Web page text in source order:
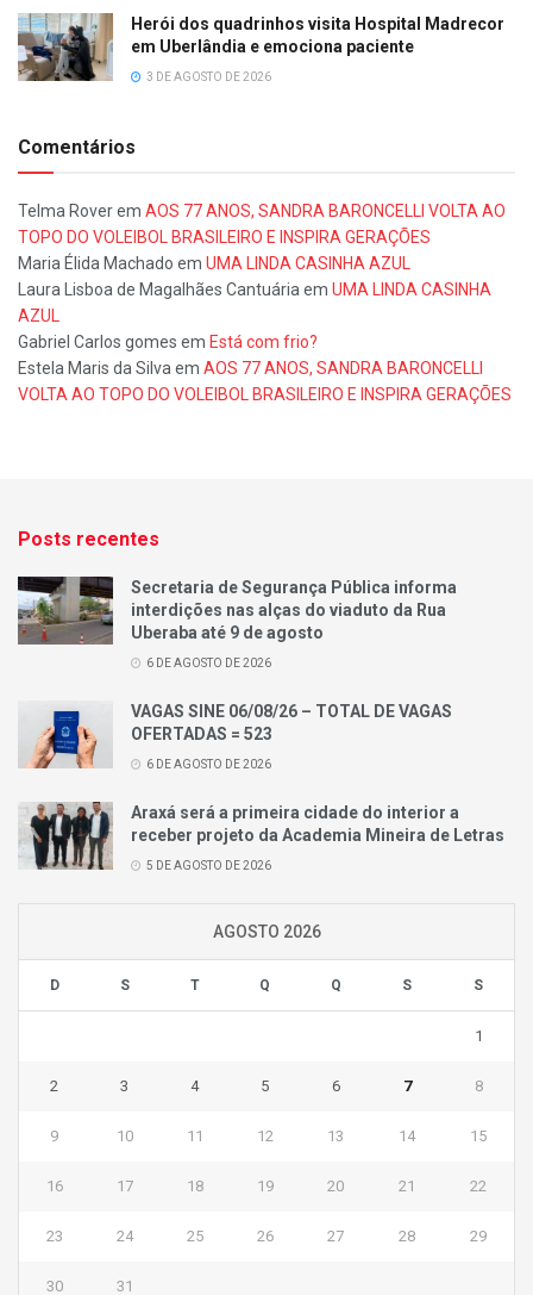
Herói dos quadrinhos visita Hospital Madrecor
em Uberlândia e emociona paciente
3 DE AGOSTO DE 2026
Comentários
Telma Roverem AOS 77 ANOS, SANDRA BARONCELLI VOLTA AO
TOPO DO VOLEIBOL BRASILEIRO E INSPIRA GERAÇÕES
Maria Élida Machado em UMA LINDA CASINHA AZUL
Laura Lisboa de Magalhães Cantuária em UMA LINDA CASINHA
AZUL
Gabriel Carlos gomes em Está com frio?
Estela Maris da Silva em AOS 77 ANOS, SANDRA BARONCELLI
VOLTA AO TOPO DO VOLEIBOL BRASILEIRO E INSPIRA GERAÇÕES
Posts recentes
Secretaria de Segurança Pública informa
interdições nas alças do viaduto da Rua
Uberaba até 9 de agosto
6 DE AGOSTO DE 2026
VAGAS SINE 06/08/26 – TOTAL DE VAGAS
OFERTADAS = 523
6 DE AGOSTO DE 2026
Araxá será a primeira cidade do interior a
receber projeto da Academia Mineira de Letras
5 DE AGOSTO DE 2026
AGOSTO 2026
D S T Q Q S S
1
2 3 4 5 6 7 8
9 10 11 12 13 14 15
16 17 18 19 20 21 22
23 24 25 26 27 28 29
30 31